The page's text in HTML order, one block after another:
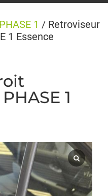
1 / Retroviseur
1 Essence
1